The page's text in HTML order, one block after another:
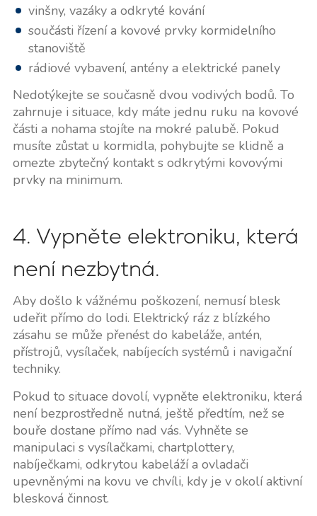
vinšny, vazáky a odkryté kování
součásti řízení a kovové prvky kormidelního
stanoviště
rádiové vybavení, antény a elektrické panely
Nedotýkejte se současně dvou vodivých bodů. To
zahrnuje i situace, kdy máte jednu ruku na kovové
části a nohama stojíte na mokré palubě. Pokud
musíte zůstat u kormidla, pohybujte se klidně a
omezte zbytečný kontakt s odkrytými kovovými
prvky na minimum.
4. Vypněte elektroniku, která
není nezbytná.
Aby došlo k vážnému poškození, nemusí blesk
udeřit přímo do lodi. Elektrický ráz z blízkého
zásahu se může přenést do kabeláže, antén,
přístrojů, vysílaček, nabíjecích systémů i navigační
techniky.
Pokud to situace dovolí, vypněte elektroniku, která
není bezprostředně nutná, ještě předtím, než se
bouře dostane přímo nad vás. Vyhněte se
manipulaci s vysílačkami, chartplottery,
nabíječkami, odkrytou kabeláží a ovladači
upevněnými na kovu ve chvíli, kdy je v okolí aktivní
blesková činnost.